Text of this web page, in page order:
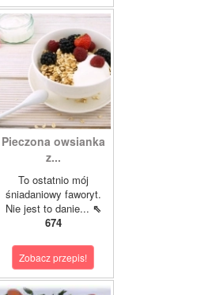
Pieczona owsianka
z...
To ostatnio mój
śniadaniowy faworyt.
Nie jest to danie... ⇖
674
Zobacz przepis!